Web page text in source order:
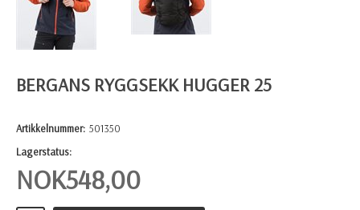
BERGANS RYGGSEKK HUGGER 25
Artikkelnummer: 501350
Lagerstatus:
NOK548,00